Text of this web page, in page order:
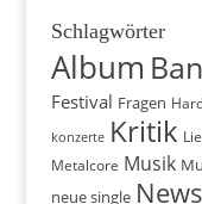
Schlagwörter
Album
Festival Fragen
konzerte Kritik
Metalcore Musik
neue single News